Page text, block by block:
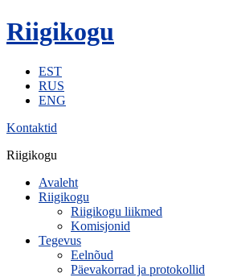
Riigikogu
EST
RUS
ENG
Kontaktid
Riigikogu
Avaleht
Riigikogu
Riigikogu liikmed
Komisjonid
Tegevus
Eelnõud
Päevakorrad ja protokollid